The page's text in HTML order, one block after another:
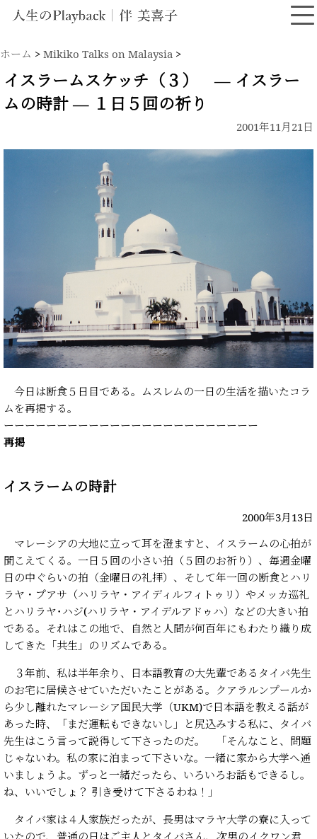
ホーム > Mikiko Talks on Malaysia >
イスラームスケッチ（３） ― イスラー
ムの時計 ― １日５回の祈り
2001年11月21日
今日は断食５日目である。ムスレムの一日の生活を描いたコラ
ムを再掲する。
ーーーーーーーーーーーーーーーーーーーーーーーー
再掲
イスラームの時計
2000年3月13日
マレーシアの大地に立って耳を澄ますと、イスラームの心拍が
聞こえてくる。一日５回の小さい拍（５回のお祈り）、毎週金曜
日の中ぐらいの拍（金曜日の礼拝）、そして年一回の断食とハリ
ラヤ・プアサ（ハリラヤ・アイディルフィトゥリ）やメッカ巡礼
とハリラヤ･ハジ(ハリラヤ・アイデルアドゥハ）などの大きい拍
である。それはこの地で、自然と人間が何百年にもわたり織り成
してきた「共生」のリズムである。
３年前、私は半年余り、日本語教育の大先輩であるタイバ先生
のお宅に居候させていただいたことがある。クアラルンプールか
ら少し離れたマレーシア国民大学（UKM)で日本語を教える話が
あった時、「まだ運転もできないし」と尻込みする私に、タイバ
先生はこう言って説得して下さったのだ。 「そんなこと、問題
じゃないわ。私の家に泊まって下さいな。一緒に家から大学へ通
いましょうよ。ずっと一緒だったら、いろいろお話もできるし。
ね、いいでしょ？ 引き受けて下さるわね！」
タイバ家は４人家族だったが、長男はマラヤ大学の寮に入って